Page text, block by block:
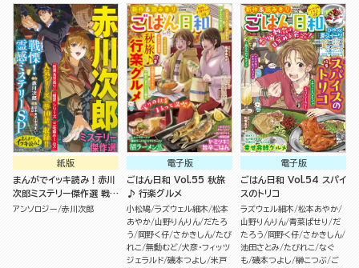
紙版
まんがでイッキ読み！赤川
次郎ミステリー傑作選 戦
慄！霊感ミステリーSP
アンソロジー 赤川次郎
電子版
ごはん日和 Vol.55 秋旅
♪ 行楽グルメ
小松鳩 ラズウェル細木 松本
あやか 山野りんりん だたろ
う
岡野く仔 さかきしん たび
れこ 無動むど 犬彦・フィッツ
ジェラルド 磯本つよし 米戸
電子版
ごはん日和 Vol.54 スパイ
スのトリコ
ラズウェル細木 松本あやか
山野りんりん 青菜ぱせり
だ
たろう
岡野く仔 さかきしん
池田さとみ たびれこ なぐ
も 磯本つよし 榊こつぶ ご